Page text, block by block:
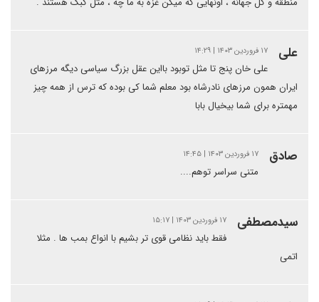
علی ۱۷ فروردین ۱۴۰۳ | ۱۴:۲۹
علی خان پنج تا مثل توبود بااین عقل بزرگ سیاسی دیگه مرزهای
ایران همون مرزهای نادرشاه بود معلم شما کی بوده که ترس از همه چیز
مهمتره برای شما بیخیال بابا
صادق ۱۷ فروردین ۱۴۰۳ | ۱۴:۴۵
متنی سراسر توهم....
سیدمصطفی ۱۷ فروردین ۱۴۰۳ | ۱۵:۱۷
فقط باید نظامی قوی تر بشیم با انواع بمب ها . مثلا
اتمی